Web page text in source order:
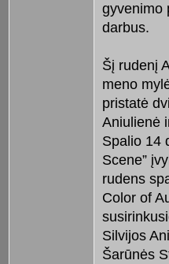
gyvenimo
darbus.
Šį rudenį
meno
pristatė
Aniulienė
Spalio 14
Scene”
rudens
Color of
Silvijos
Šarūnės